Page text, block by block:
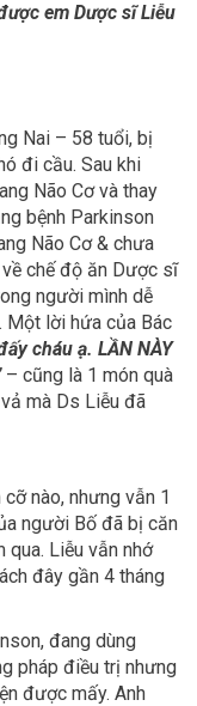
em Dược sĩ Liễu
Nai – 58 tuổi, bị
đi cầu. Sau khi
Não Cơ và thay
bệnh Parkinson
Não Cơ & chưa
chế độ ăn Dược sĩ
người mình dễ
Một lời hứa của Bác
cháu ạ. LẦN NÀY
– cũng là 1 món quà
mà Ds Liễu đã
nào, nhưng vẫn 1
người Bố đã bị căn
qua. Liễu vẫn nhớ
đây gần 4 tháng
đang dùng
pháp điều trị nhưng
được mấy. Anh